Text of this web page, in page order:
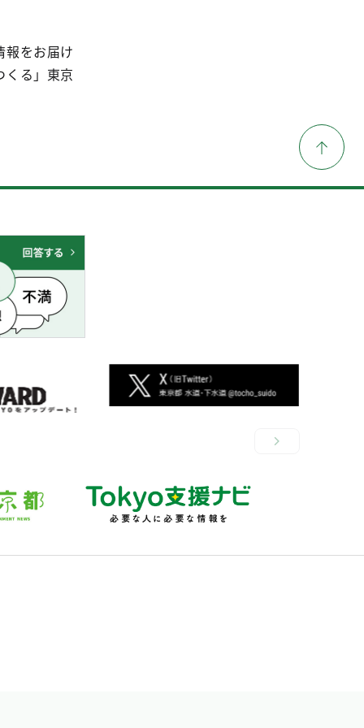
報をお届け
くる」東京